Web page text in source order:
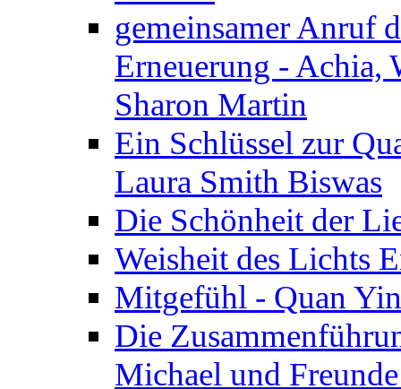
gemeinsamer Anruf
Erneuerung - Achia,
Sharon Martin
Ein Schlüssel zur
Laura Smith Biswas
Die Schönheit der
Weisheit des Lichts
Mitgefühl - Quan
Die
Michael und